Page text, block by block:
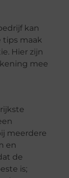
kan
tips maak
Hier zijn
mee
meerdere
en
de
is;